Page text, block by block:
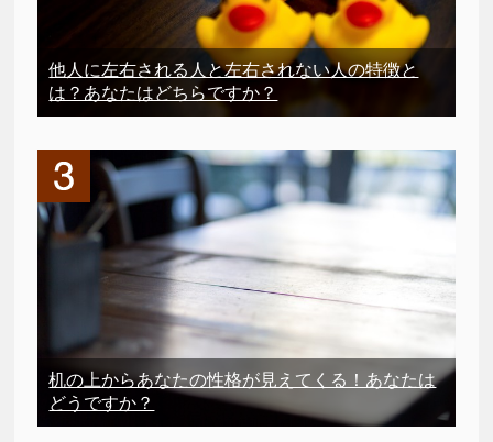
他人に左右される人と左右されない人の特徴と
は？あなたはどちらですか？
机の上からあなたの性格が見えてくる！あなたは
どうですか？